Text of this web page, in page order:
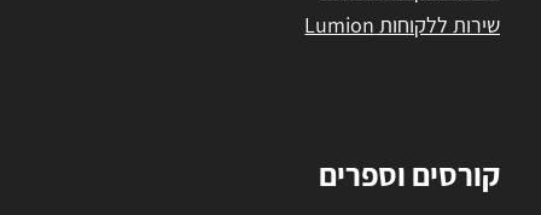
שירות ללקוחות Lumion
קורסים וספרים